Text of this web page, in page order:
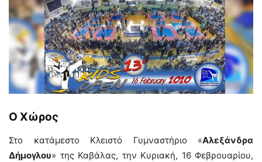
Ο Χώρος
Στο κατάμεστο Κλειστό Γυμναστήριο «Αλεξάνδρα
Δήμογλου» της Καβάλας, την Κυριακή, 16 Φεβρουαρίου,